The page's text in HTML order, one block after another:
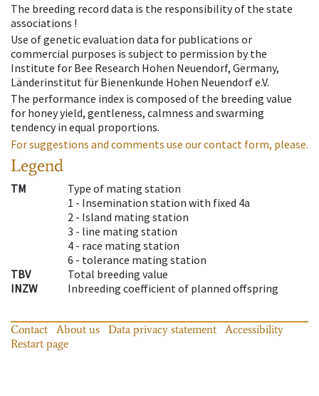
The breeding record data is the responsibility of the state
associations !
Use of genetic evaluation data for publications or
commercial purposes is subject to permission by the
Institute for Bee Research Hohen Neuendorf, Germany,
Länderinstitut für Bienenkunde Hohen Neuendorf e.V.
The performance index is composed of the breeding value
for honey yield, gentleness, calmness and swarming
tendency in equal proportions.
For suggestions and comments use our contact form, please.
Legend
TM
Type of mating station
1 - Insemination station with fixed 4a
2 - Island mating station
3 - line mating station
4 - race mating station
6 - tolerance mating station
TBV
Total breeding value
INZW
Inbreeding coefficient of planned offspring
Contact About us Data privacy statement
Accessibility
Restart page